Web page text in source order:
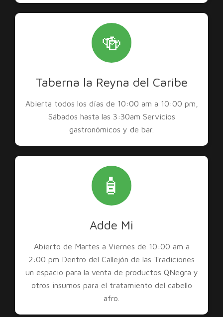
🍻
Taberna la Reyna del Caribe
Abierta todos los días de 10:00 am a 10:00 pm,
Sábados hasta las 3:30am Servicios
gastronómicos y de bar.
🧴
Adde Mi
Abierto de Martes a Viernes de 10:00 am a
2:00 pm Dentro del Callejón de las Tradiciones
un espacio para la venta de productos QNegra y
otros insumos para el tratamiento del cabello
afro.